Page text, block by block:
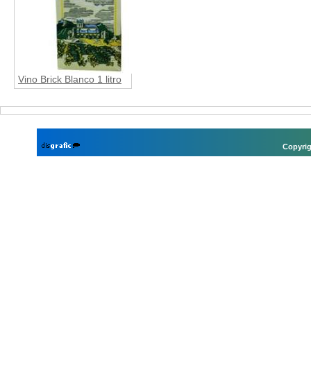
Vino Brick Blanco 1 litro